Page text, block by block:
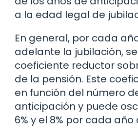
a la edad legal de
En general, por cada
adelante la jubilación,
coeficiente reductor
de la pensión. Este
en función del número
anticipación y puede
6% y el 8% por cada